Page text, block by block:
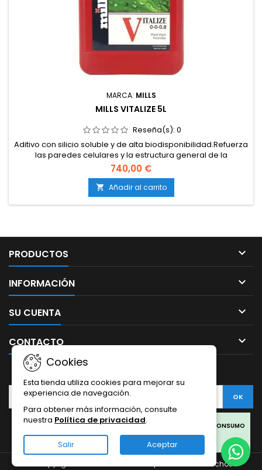
MARCA: MILLS
MILLS VITALIZE 5L
Reseña(s): 0
Aditivo con silicio soluble y de alta biodisponibilidad.Refuerza
las paredes celulares y la estructura general de la
planta.Incrementa la resistencia frente a plagas,
enfermedades y estrés ambiental.Mejora la absorción y el
transporte de nutrientes.Estimula la actividad microbiana en
el medio de cultivo.Compatible con tierra, coco e...
740,00 €
 Añadir al carrito
PRODUCTOS 
INFORMACIÓN 
SU CUENTA 
CONTACTO 
Cookies
Esta tienda utiliza cookies para mejorar su
experiencia de navegación.
Para obtener más información, consulte
nuestra Política de privacidad.
Salir Aceptar
Facebook
Twitter
Rss LinkedIn
LOS PRODUCTOS SON SOLO PARA COLECCIONISMO Y NO PARA CONSUMO
LOS PRODUCTOS DE CBD OFERTADOS EN ESTA WEB PROVIENEN DEL
© Copyright 2026 Sativa Grow Shop. Todos los derechos